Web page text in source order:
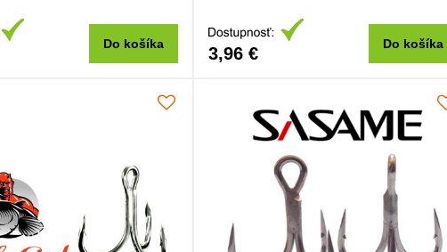
Do košíka 3,96 € Do košíka